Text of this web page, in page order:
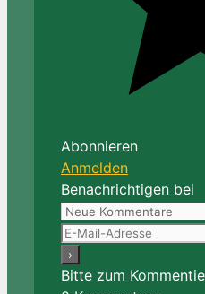
Abonnieren
Anmelden
Benachrichtigen bei
Bitte zum